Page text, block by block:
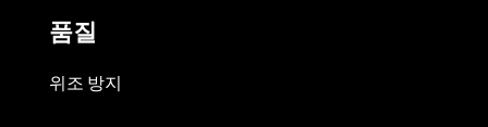
품질
위조 방지